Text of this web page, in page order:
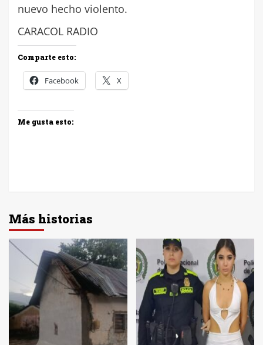
nuevo hecho violento.
CARACOL RADIO
Comparte esto:
Facebook X
Me gusta esto:
Más historias